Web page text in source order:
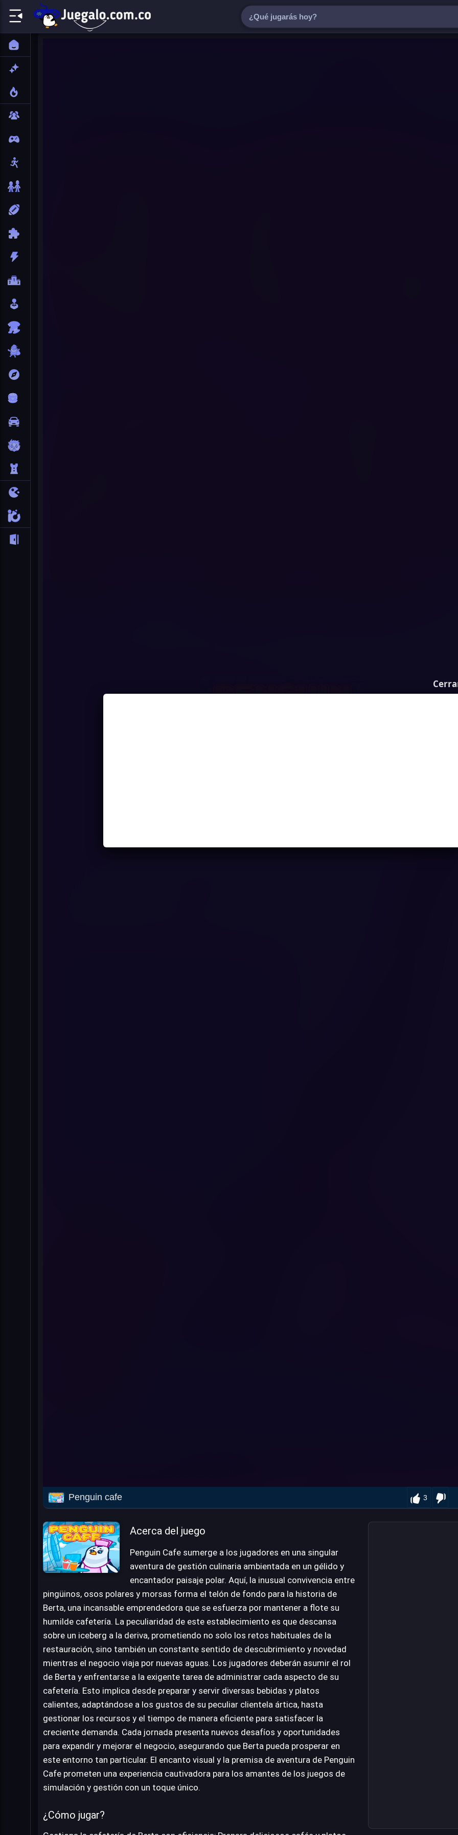
Penguin cafe 3
Acerca del juego
Penguin Cafe sumerge a los jugadores en una singular
aventura de gestión culinaria ambientada en un gélido y
encantador paisaje polar. Aquí, la inusual convivencia entre
pingüinos, osos polares y morsas forma el telón de fondo para la historia de
Berta, una incansable emprendedora que se esfuerza por mantener a flote su
humilde cafetería. La peculiaridad de este establecimiento es que descansa
sobre un iceberg a la deriva, prometiendo no solo los retos habituales de la
restauración, sino también un constante sentido de descubrimiento y novedad
mientras el negocio viaja por nuevas aguas. Los jugadores deberán asumir el rol
de Berta y enfrentarse a la exigente tarea de administrar cada aspecto de su
cafetería. Esto implica desde preparar y servir diversas bebidas y platos
calientes, adaptándose a los gustos de su peculiar clientela ártica, hasta
gestionar los recursos y el tiempo de manera eficiente para satisfacer la
creciente demanda. Cada jornada presenta nuevos desafíos y oportunidades
para expandir y mejorar el negocio, asegurando que Berta pueda prosperar en
este entorno tan particular. El encanto visual y la premisa de aventura de Penguin
Cafe prometen una experiencia cautivadora para los amantes de los juegos de
simulación y gestión con un toque único.
¿Cómo jugar?